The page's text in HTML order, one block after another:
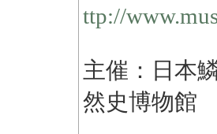
ttp://
主催：日本
然史博物館